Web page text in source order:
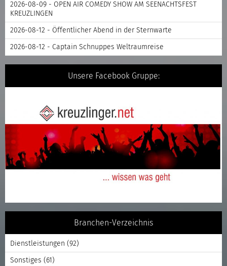
2026-08-09 - OPEN AIR COMEDY SHOW AM SEENACHTSFEST
KREUZLINGEN
2026-08-12 - Öffentlicher Abend in der Sternwarte
2026-08-12 - Captain Schnuppes Weltraumreise
Unsere Facebook Gruppe:
Branchen-Verzeichnis
Dienstleistungen (92)
Sonstiges (61)